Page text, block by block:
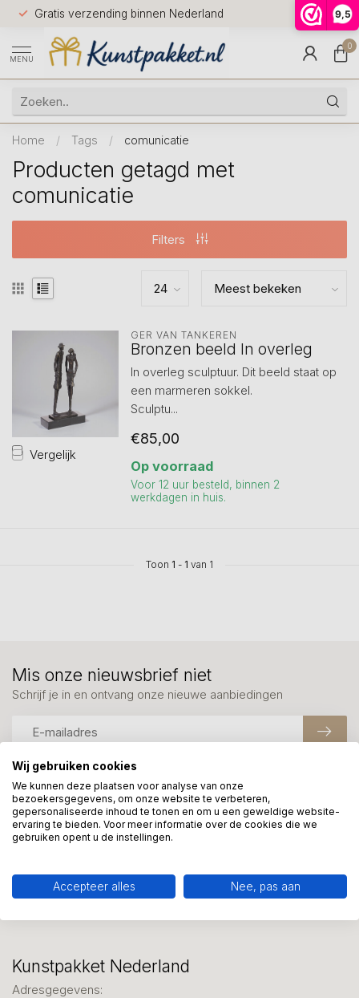
9,5
Gratis verzending binnen Nederland
Voor
huis
9.5
MENU
0
Home / Tags / comunicatie
Producten getagd met
comunicatie
Filters
Vergelijk
GER VAN TANKEREN
Bronzen beeld In overleg
In overleg sculptuur. Dit beeld staat op
een marmeren sokkel.
Sculptu...
€85,00
Op voorraad
Voor 12 uur besteld, binnen 2
werkdagen in huis.
Toon 1 - 1 van 1
Meer informatie?
We helpen graag met uw keuze of geven advies, bel of app
ons 7 dagen per week: 06-23643267
Klantenservice
Mis onze nieuwsbrief niet
Schrijf je in en ontvang onze nieuwe aanbiedingen
Kunstpakket Nederland
Adresgegevens:
Wij gebruiken cookies
We kunnen deze plaatsen voor analyse van onze
bezoekersgegevens, om onze website te verbeteren,
gepersonaliseerde inhoud te tonen en om u een geweldige website-
ervaring te bieden. Voor meer informatie over de cookies die we
gebruiken opent u de instellingen.
Accepteer alles Nee, pas aan